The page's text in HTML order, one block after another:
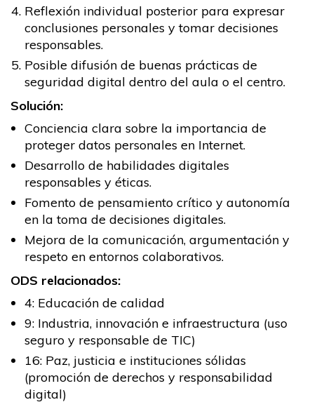
Reflexión individual posterior para expresar
conclusiones personales y tomar decisiones
responsables.
Posible difusión de buenas prácticas de
seguridad digital dentro del aula o el centro.
Solución:
Conciencia clara sobre la importancia de
proteger datos personales en Internet.
Desarrollo de habilidades digitales
responsables y éticas.
Fomento de pensamiento crítico y autonomía
en la toma de decisiones digitales.
Mejora de la comunicación, argumentación y
respeto en entornos colaborativos.
ODS relacionados:
4: Educación de calidad
9: Industria, innovación e infraestructura (uso
seguro y responsable de TIC)
16: Paz, justicia e instituciones sólidas
(promoción de derechos y responsabilidad
digital)